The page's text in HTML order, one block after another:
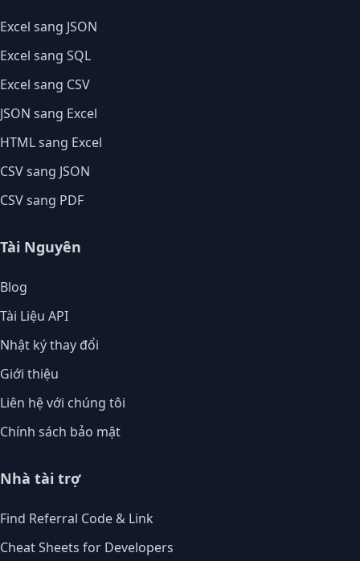
Excel sang JSON
Excel sang SQL
Excel sang CSV
JSON sang Excel
HTML sang Excel
CSV sang JSON
CSV sang PDF
Tài Nguyên
Blog
Tài Liệu API
Nhật ký thay đổi
Giới thiệu
Liên hệ với chúng tôi
Chính sách bảo mật
Nhà tài trợ
Find Referral Code & Link
Cheat Sheets for Developers